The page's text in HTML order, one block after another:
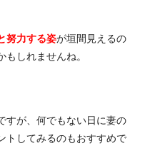
努力する姿が垣間見えるの
しれませんね。
すが、何でもない日に妻の
トしてみるのもおすすめで